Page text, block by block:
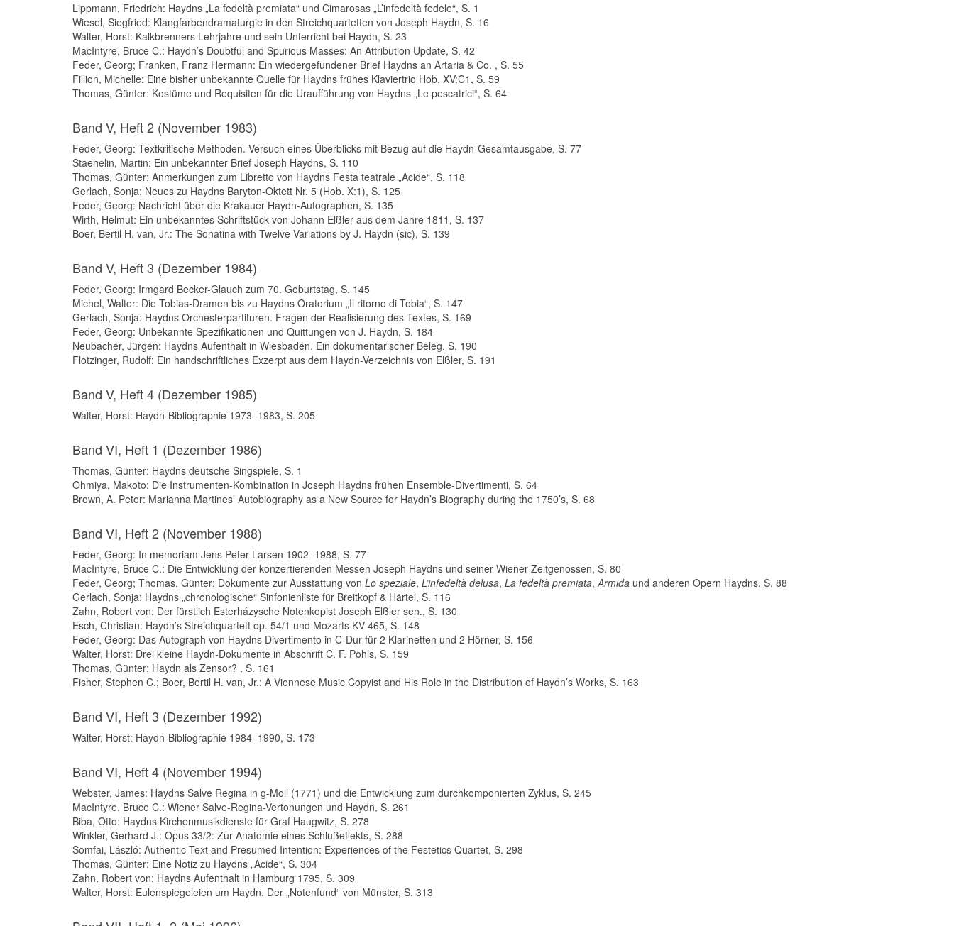
Lippmann, Friedrich: Haydns „La fedeltà premiata“ und Cimarosas „L’infedeltà fedele“, S. 1
Wiesel, Siegfried: Klangfarbendramaturgie in den Streichquartetten von Joseph Haydn, S. 16
Walter, Horst: Kalkbrenners Lehrjahre und sein Unterricht bei Haydn, S. 23
MacIntyre, Bruce C.: Haydn’s Doubtful and Spurious Masses: An Attribution Update, S. 42
Feder, Georg; Franken, Franz Hermann: Ein wiedergefundener Brief Haydns an Artaria & Co. , S. 55
Fillion, Michelle: Eine bisher unbekannte Quelle für Haydns frühes Klaviertrio Hob. XV:C1, S. 59
Thomas, Günter: Kostüme und Requisiten für die Uraufführung von Haydns „Le pescatrici“, S. 64
Band V, Heft 2 (November 1983)
Feder, Georg: Textkritische Methoden. Versuch eines Überblicks mit Bezug auf die Haydn-Gesamtausgabe, S. 77
Staehelin, Martin: Ein unbekannter Brief Joseph Haydns, S. 110
Thomas, Günter: Anmerkungen zum Libretto von Haydns Festa teatrale „Acide“, S. 118
Gerlach, Sonja: Neues zu Haydns Baryton-Oktett Nr. 5 (Hob. X:1), S. 125
Feder, Georg: Nachricht über die Krakauer Haydn-Autographen, S. 135
Wirth, Helmut: Ein unbekanntes Schriftstück von Johann Elßler aus dem Jahre 1811, S. 137
Boer, Bertil H. van, Jr.: The Sonatina with Twelve Variations by J. Haydn (sic), S. 139
Band V, Heft 3 (Dezember 1984)
Feder, Georg: Irmgard Becker-Glauch zum 70. Geburtstag, S. 145
Michel, Walter: Die Tobias-Dramen bis zu Haydns Oratorium „Il ritorno di Tobia“, S. 147
Gerlach, Sonja: Haydns Orchesterpartituren. Fragen der Realisierung des Textes, S. 169
Feder, Georg: Unbekannte Spezifikationen und Quittungen von J. Haydn, S. 184
Neubacher, Jürgen: Haydns Aufenthalt in Wiesbaden. Ein dokumentarischer Beleg, S. 190
Flotzinger, Rudolf: Ein handschriftliches Exzerpt aus dem Haydn-Verzeichnis von Elßler, S. 191
Band V, Heft 4 (Dezember 1985)
Walter, Horst: Haydn-Bibliographie 1973–1983, S. 205
Band VI, Heft 1 (Dezember 1986)
Thomas, Günter: Haydns deutsche Singspiele, S. 1
Ohmiya, Makoto: Die Instrumenten-Kombination in Joseph Haydns frühen Ensemble-Divertimenti, S. 64
Brown, A. Peter: Marianna Martines’ Autobiography as a New Source for Haydn’s Biography during the 1750’s, S. 68
Band VI, Heft 2 (November 1988)
Feder, Georg: In memoriam Jens Peter Larsen 1902–1988, S. 77
MacIntyre, Bruce C.: Die Entwicklung der konzertierenden Messen Joseph Haydns und seiner Wiener Zeitgenossen, S. 80
Feder, Georg; Thomas, Günter: Dokumente zur Ausstattung von Lo speziale, L’infedeltà delusa, La fedeltà premiata,Armida und anderen Opern Haydns, S. 88
Gerlach, Sonja: Haydns „chronologische“ Sinfonienliste für Breitkopf & Härtel, S. 116
Zahn, Robert von: Der fürstlich Esterházysche Notenkopist Joseph Elßler sen., S. 130
Esch, Christian: Haydn’s Streichquartett op. 54/1 und Mozarts KV 465, S. 148
Feder, Georg: Das Autograph von Haydns Divertimento in C-Dur für 2 Klarinetten und 2 Hörner, S. 156
Walter, Horst: Drei kleine Haydn-Dokumente in Abschrift C. F. Pohls, S. 159
Thomas, Günter: Haydn als Zensor? , S. 161
Fisher, Stephen C.; Boer, Bertil H. van, Jr.: A Viennese Music Copyist and His Role in the Distribution of Haydn’s Works, S. 163
Band VI, Heft 3 (Dezember 1992)
Walter, Horst: Haydn-Bibliographie 1984–1990, S. 173
Band VI, Heft 4 (November 1994)
Webster, James: Haydns Salve Regina in g-Moll (1771) und die Entwicklung zum durchkomponierten Zyklus, S. 245
MacIntyre, Bruce C.: Wiener Salve-Regina-Vertonungen und Haydn, S. 261
Biba, Otto: Haydns Kirchenmusikdienste für Graf Haugwitz, S. 278
Winkler, Gerhard J.: Opus 33/2: Zur Anatomie eines Schlußeffekts, S. 288
Somfai, László: Authentic Text and Presumed Intention: Experiences of the Festetics Quartet, S. 298
Thomas, Günter: Eine Notiz zu Haydns „Acide“, S. 304
Zahn, Robert von: Haydns Aufenthalt in Hamburg 1795, S. 309
Walter, Horst: Eulenspiegeleien um Haydn. Der „Notenfund“ von Münster, S. 313